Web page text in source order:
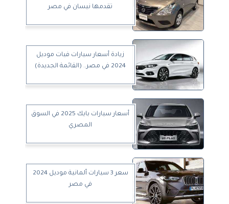
تقدمها نيسان في مصر
زيادة أسعار سيارات فيات موديل
2024 في مصر.. (القائمة الجديدة)
أسعار سيارات بايك 2025 في السوق
المصري
سعر 3 سيارات ألمانية موديل 2024
في مصر